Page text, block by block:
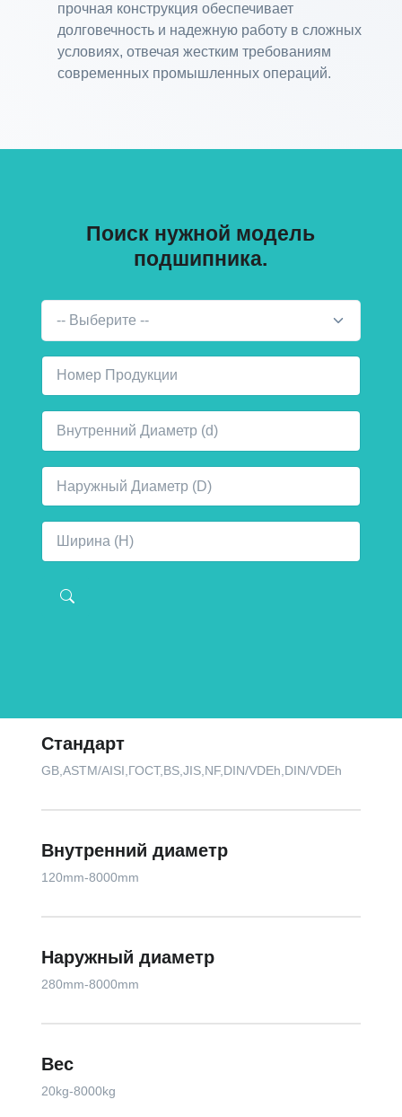
прочная конструкция обеспечивает
долговечность и надежную работу в сложных
условиях, отвечая жестким требованиям
современных промышленных операций.
Поиск нужной модель
подшипника.
-- Выберите --
Стандарт
GB,ASTM/AISI,ГОСТ,BS,JIS,NF,DIN/VDEh,DIN/VDEh
Внутренний диаметр
120mm-8000mm
Наружный диаметр
280mm-8000mm
Вес
20kg-8000kg